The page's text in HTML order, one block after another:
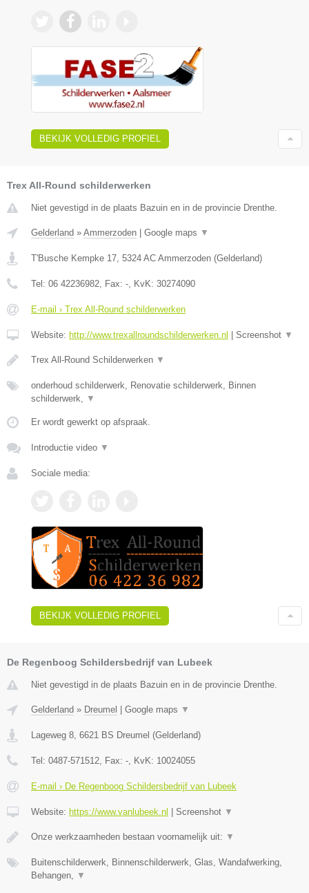
BEKIJK VOLLEDIG PROFIEL
Trex All-Round schilderwerken
Niet gevestigd in de plaats Bazuin en in de provincie Drenthe.
Gelderland » Ammerzoden Google maps ▼
T'Busche Kempke 17, 5324 AC Ammerzoden (Gelderland)
Tel: 06 42236982, Fax: -, KvK: 30274090
E-mail › Trex All-Round schilderwerken
Website: http://www.trexallroundschilderwerken.nl Screenshot ▼
Trex All-Round Schilderwerken ▼
onderhoud schilderwerk, Renovatie schilderwerk, Binnen
schilderwerk, ▼
Er wordt gewerkt op afspraak.
Introductie video ▼
Sociale media:
BEKIJK VOLLEDIG PROFIEL
De Regenboog Schildersbedrijf van Lubeek
Niet gevestigd in de plaats Bazuin en in de provincie Drenthe.
Gelderland » Dreumel Google maps ▼
Lageweg 8, 6621 BS Dreumel (Gelderland)
Tel: 0487-571512, Fax: -, KvK: 10024055
E-mail › De Regenboog Schildersbedrijf van Lubeek
Website: https://www.vanlubeek.nl Screenshot ▼
Onze werkzaamheden bestaan voornamelijk uit: ▼
Buitenschilderwerk, Binnenschilderwerk, Glas, Wandafwerking,
Behangen, ▼